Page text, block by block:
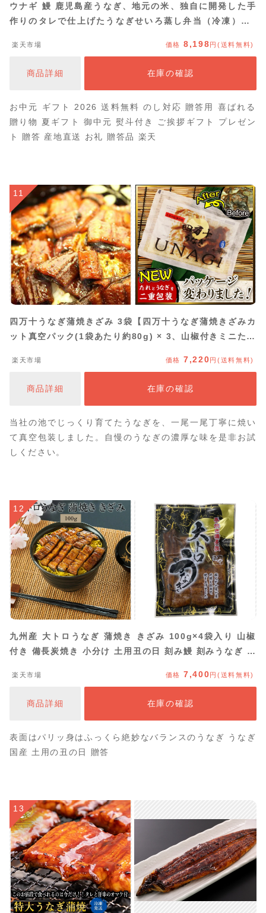
ウナギ 鰻 鹿児島産うなぎ、地元の米、独自に開発した手
作りのタレで仕上げたうなぎせいろ蒸し弁当（冷凍）〔3
楽天市場 価格 8,198円(送料無料)
商品詳細 在庫の確認
お中元 ギフト 2026 送料無料 のし対応 贈答用 喜ばれる
贈り物 夏ギフト 御中元 熨斗付き ご挨拶ギフト プレゼン
ト 贈答 産地直送 お礼 贈答品 楽天
11
四万十うなぎ蒲焼きざみ 3袋【四万十うなぎ蒲焼きざみカ
ット真空パック(1袋あたり約80g) × 3、山椒付きミニたれ
楽天市場 価格 7,220円(送料無料)
商品詳細 在庫の確認
当社の池でじっくり育てたうなぎを、一尾一尾丁寧に焼い
て真空包装しました。自慢のうなぎの濃厚な味を是非お試
しください。
12
九州産 大トロうなぎ 蒲焼き きざみ 100g×4袋入り 山椒
付き 備長炭焼き 小分け 土用丑の日 刻み鰻 刻みうなぎ う
ト 誕生日 お取り寄せ 贈答品 冷凍 送料無料 鯉家 タビグ
楽天市場 価格 7,400円(送料無料)
商品詳細 在庫の確認
表面はパリッ身はふっくら絶妙なバランスのうなぎ うなぎ
国産 土用の丑の日 贈答
13